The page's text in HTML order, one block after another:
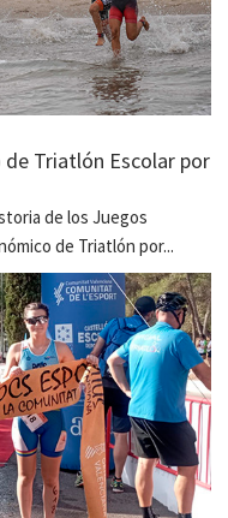
Triatlón Escolar por
de los Juegos
de Triatlón por...